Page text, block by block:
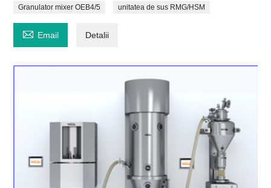
Granulator mixer OEB4/5 unitatea de sus RMG/HSM
 Email Detalii